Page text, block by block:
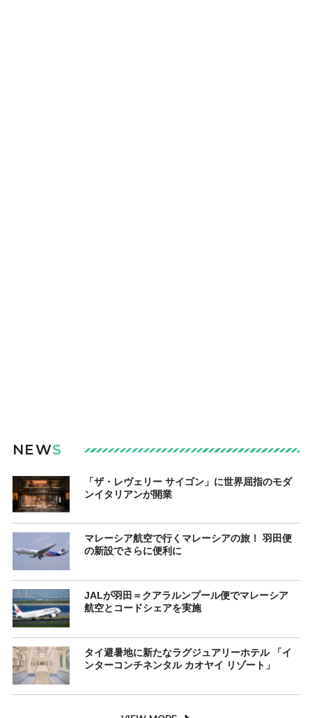
NEWS
「ザ・レヴェリー サイゴン」に世界屈指のモダ
ンイタリアンが開業
マレーシア航空で行くマレーシアの旅！ 羽田便
の新設でさらに便利に
JALが羽田＝クアラルンプール便でマレーシア
航空とコードシェアを実施
タイ避暑地に新たなラグジュアリーホテル 「イ
ンターコンチネンタル カオヤイ リゾート」